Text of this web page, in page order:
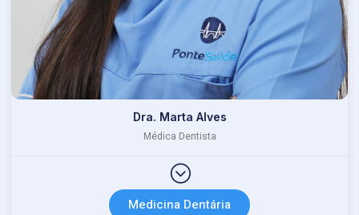
Dra. Marta Alves
Médica Dentista
Medicina Dentária